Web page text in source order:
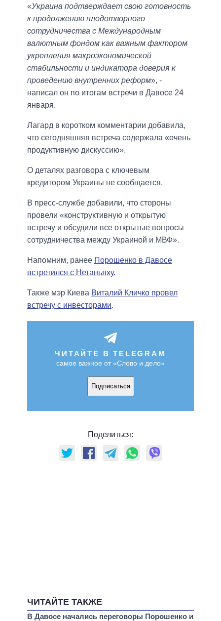
«Украина подтверждает свою готовность
к продолжению плодотворного
сотрудничества с Международным
валютным фондом как важным фактором
укрепления макроэкономической
стабильности и индикатора доверия к
проведению внутренних реформ», -
написал он по итогам встречи в Давосе 24
января.
Лагард в коротком комментарии добавила,
что сегодняшняя встреча содержала «очень
продуктивную дискуссию».
О деталях разговора с ключевым
кредитором Украины не сообщается.
В пресс-службе добавили, что стороны
провели «конструктивную и открытую
встречу и обсудили все открытые вопросы
сотрудничества между Украиной и МВФ».
Напомним, ранее Порошенко в Давосе
встретился с Нетаньяху.
Также мэр Киева Виталий Кличко провел
встречу с инвесторами.
ЧИТАЙТЕ В TELEGRAM
самое важное от «Слово и дело»
Подписаться
Поделиться:
ЧИТАЙТЕ ТАКЖЕ
В Давосе начались переговоры Порошенко и